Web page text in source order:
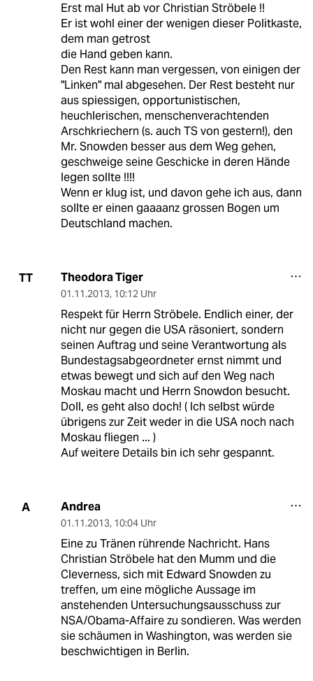
Erst mal Hut ab vor Christian Ströbele !!
Er ist wohl einer der wenigen dieser Politkaste,
dem man getrost
die Hand geben kann.
Den Rest kann man vergessen, von einigen der
"Linken" mal abgesehen. Der Rest besteht nur
aus spiessigen, opportunistischen,
heuchlerischen, menschenverachtenden
Arschkriechern (s. auch TS von gestern!), den
Mr. Snowden besser aus dem Weg gehen,
geschweige seine Geschicke in deren Hände
legen sollte !!!!
Wenn er klug ist, und davon gehe ich aus, dann
sollte er einen gaaaanz grossen Bogen um
Deutschland machen.
TT Theodora Tiger
01.11.2013, 10:12 Uhr
Respekt für Herrn Ströbele. Endlich einer, der
nicht nur gegen die USA räsoniert, sondern
seinen Auftrag und seine Verantwortung als
Bundestagsabgeordneter ernst nimmt und
etwas bewegt und sich auf den Weg nach
Moskau macht und Herrn Snowdon besucht.
Doll, es geht also doch! ( Ich selbst würde
übrigens zur Zeit weder in die USA noch nach
Moskau fliegen ... )
Auf weitere Details bin ich sehr gespannt.
A Andrea
01.11.2013, 10:04 Uhr
Eine zu Tränen rührende Nachricht. Hans
Christian Ströbele hat den Mumm und die
Cleverness, sich mit Edward Snowden zu
treffen, um eine mögliche Aussage im
anstehenden Untersuchungsausschuss zur
NSA/Obama-Affaire zu sondieren. Was werden
sie schäumen in Washington, was werden sie
beschwichtigen in Berlin.